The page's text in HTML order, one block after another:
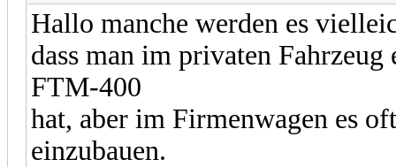
Hallo manche werden es
dass man im privaten
FTM-400
hat, aber im Firmenwagen es
einzubauen.